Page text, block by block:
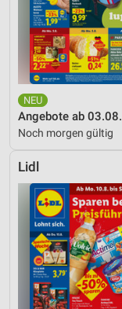
Angebote ab 03.08.
Noch morgen gültig
Lidl